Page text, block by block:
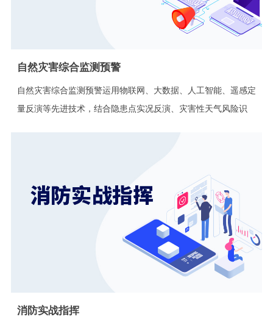
自然灾害综合监测预警
自然灾害综合监测预警运用物联网、大数据、人工智能、遥感定
量反演等先进技术，结合隐患点实况反演、灾害性天气风险识
消防实战指挥